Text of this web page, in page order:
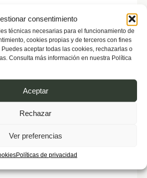
consentimiento
técnicas necesarias para el funcionamiento de
cookies propias y de terceros con fines
aceptar todas las cookies, rechazarlas o
Consulta más información en nuestra Política
Aceptar
Rechazar
Ver preferencias
Políticas de privacidad